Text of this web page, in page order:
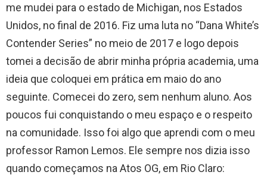
me mudei para o estado de Michigan, nos Estados
Unidos, no final de 2016. Fiz uma luta no “Dana White’s
Contender Series” no meio de 2017 e logo depois
tomei a decisão de abrir minha própria academia, uma
ideia que coloquei em prática em maio do ano
seguinte. Comecei do zero, sem nenhum aluno. Aos
poucos fui conquistando o meu espaço e o respeito
na comunidade. Isso foi algo que aprendi com o meu
professor Ramon Lemos. Ele sempre nos dizia isso
quando começamos na Atos OG, em Rio Claro: